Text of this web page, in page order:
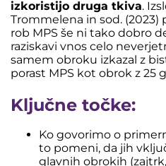
izkoristijo druga tkiva.
Trommelena in sod. (2023)
rob MPS še ni tako dobro
raziskavi vnos celo
samem obroku izkazal z
porast MPS kot obrok z 25 g
Ključne točke:
Ko govorimo o
to pomeni, da jih
glavnih obrokih